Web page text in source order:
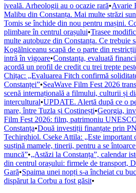
iveală. Arheologii au o ocazie rară•Avarie
Malibu din Constanța. Mai multe străzi
Tomis se închide din nou pentru mașini.
plimbare în centrul orașului•Trasee
multe autobuze din Constanța. Ce trebuie
Kogălniceanu scapă de o parte din
intră în vigoare•Constanța, evaluată
acordă un profil de credit cu trei trepte
Chițac: „Evaluarea Fitch confirmă
Constanței”•SeaWave Film Fest 2026
scenă internațională a filmului, culturii și
intercultural•UPDATE. Alertă după ce o
mare, între Tuzla și Costinești•Georgia,
Film Fest 2026: film, patrimoniu
Constanța•Două investiții finanțate prin
Techirghiol. Cseke Attila: „Este important
susțină mamele, tinerii, pentru a se
muncă”•„Astăzi la Constanța”, calendar
din centrul orașului: firmele de transport,
Gară•Spaima unei nopți s-a încheiat cu
dispărut la Corbu a fost găsit•